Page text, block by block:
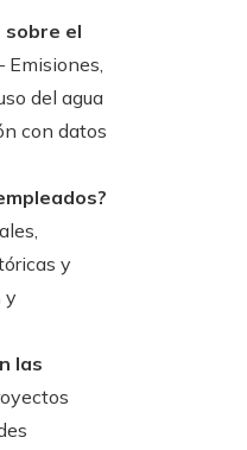
sobre el
del agua
con datos
y
y
las